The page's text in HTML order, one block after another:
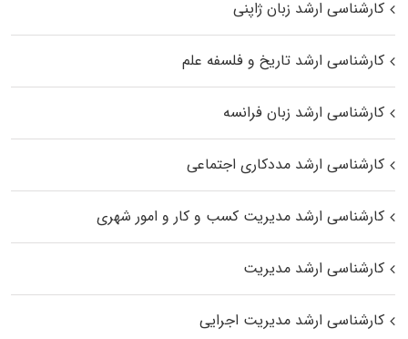
کارشناسی ارشد زبان ژاپنی
کارشناسی ارشد تاریخ و فلسفه علم
کارشناسی ارشد زبان فرانسه
کارشناسی ارشد مددکاری اجتماعی
کارشناسی ارشد مدیریت کسب و کار و امور شهری
کارشناسی ارشد مدیریت
کارشناسی ارشد مدیریت اجرایی